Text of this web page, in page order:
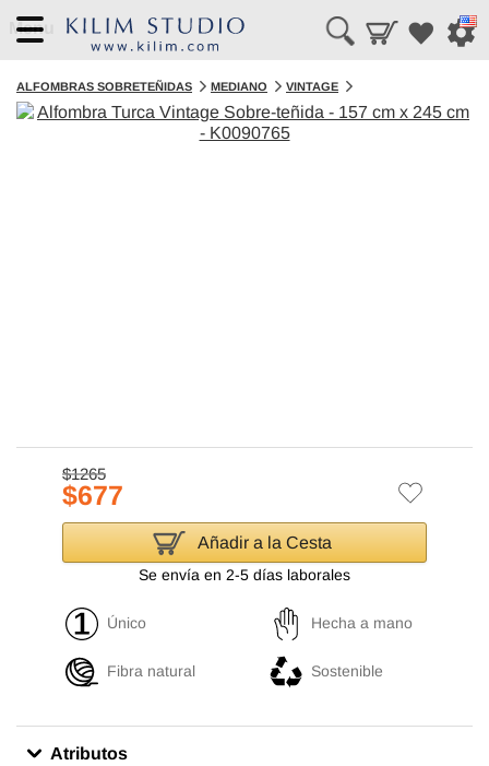
Menu
ALFOMBRAS SOBRETEÑIDAS MEDIANO VINTAGE
$1265
$677
Añadir a la Cesta
Se envía en 2-5 días laborales
Único Hecha a mano
Fibra natural Sostenible
Atributos